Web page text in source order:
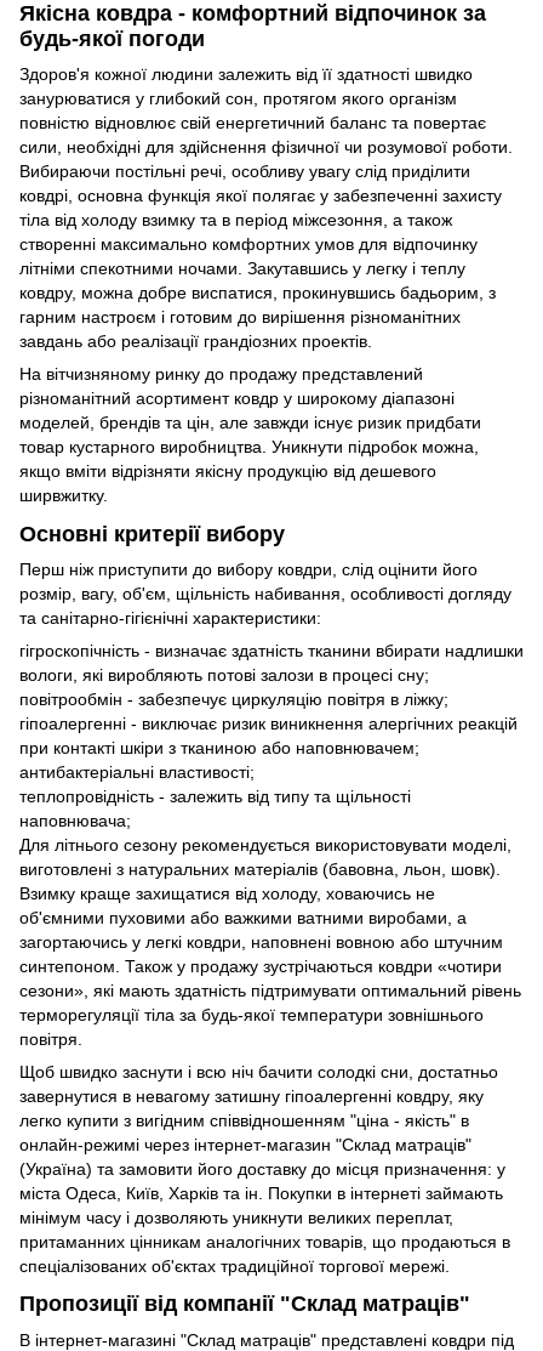
Якісна ковдра - комфортний відпочинок за
будь-якої погоди
Здоров'я кожної людини залежить від її здатності швидко
занурюватися у глибокий сон, протягом якого організм
повністю відновлює свій енергетичний баланс та повертає
сили, необхідні для здійснення фізичної чи розумової роботи.
Вибираючи постільні речі, особливу увагу слід приділити
ковдрі, основна функція якої полягає у забезпеченні захисту
тіла від холоду взимку та в період міжсезоння, а також
створенні максимально комфортних умов для відпочинку
літніми спекотними ночами. Закутавшись у легку і теплу
ковдру, можна добре виспатися, прокинувшись бадьорим, з
гарним настроєм і готовим до вирішення різноманітних
завдань або реалізації грандіозних проектів.
На вітчизняному ринку до продажу представлений
різноманітний асортимент ковдр у широкому діапазоні
моделей, брендів та цін, але завжди існує ризик придбати
товар кустарного виробництва. Уникнути підробок можна,
якщо вміти відрізняти якісну продукцію від дешевого
ширвжитку.
Основні критерії вибору
Перш ніж приступити до вибору ковдри, слід оцінити його
розмір, вагу, об'єм, щільність набивання, особливості догляду
та санітарно-гігієнічні характеристики:
гігроскопічність - визначає здатність тканини вбирати надлишки
вологи, які виробляють потові залози в процесі сну;
повітрообмін - забезпечує циркуляцію повітря в ліжку;
гіпоалергенні - виключає ризик виникнення алергічних реакцій
при контакті шкіри з тканиною або наповнювачем;
антибактеріальні властивості;
теплопровідність - залежить від типу та щільності
наповнювача;
Для літнього сезону рекомендується використовувати моделі,
виготовлені з натуральних матеріалів (бавовна, льон, шовк).
Взимку краще захищатися від холоду, ховаючись не
об'ємними пуховими або важкими ватними виробами, а
загортаючись у легкі ковдри, наповнені вовною або штучним
синтепоном. Також у продажу зустрічаються ковдри «чотири
сезони», які мають здатність підтримувати оптимальний рівень
терморегуляції тіла за будь-якої температури зовнішнього
повітря.
Щоб швидко заснути і всю ніч бачити солодкі сни, достатньо
завернутися в невагому затишну гіпоалергенні ковдру, яку
легко купити з вигідним співвідношенням "ціна - якість" в
онлайн-режимі через інтернет-магазин "Склад матраців"
(Україна) та замовити його доставку до місця призначення: у
міста Одеса, Київ, Харків та ін. Покупки в інтернеті займають
мінімум часу і дозволяють уникнути великих переплат,
притаманних цінникам аналогічних товарів, що продаються в
спеціалізованих об'єктах традиційної торгової мережі.
Пропозиції від компанії "Склад матраців"
В інтернет-магазині "Склад матраців" представлені ковдри під